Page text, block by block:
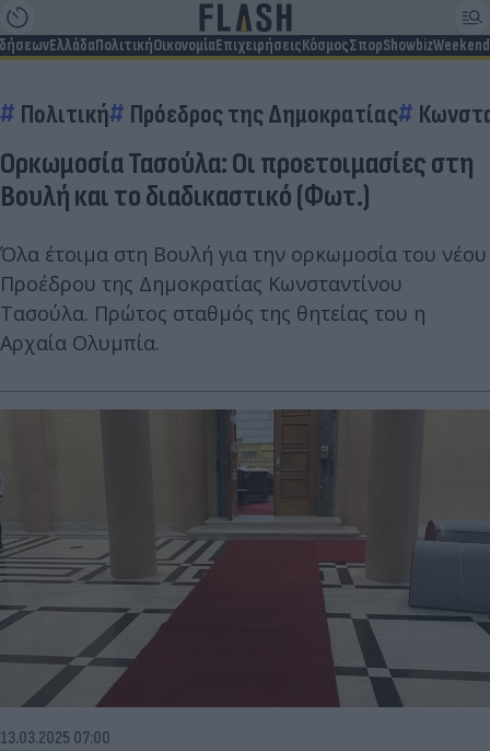
ΕλλάδαΠολιτικήΟικονομίαΕπιχειρήσειςΚόσμοςΣπορShowbizWeekend
Πολιτική Πρόεδρος της Δημοκρατίας
Ορκωμοσία Τασούλα: Οι προετοιμασίες στη
Βουλή και το διαδικαστικό (Φωτ.)
Όλα έτοιμα στη Βουλή για την ορκωμοσία του νέου
Προέδρου της Δημοκρατίας Κωνσταντίνου
Τασούλα. Πρώτος σταθμός της θητείας του η
Αρχαία Ολυμπία.
13.03.2025 07:00